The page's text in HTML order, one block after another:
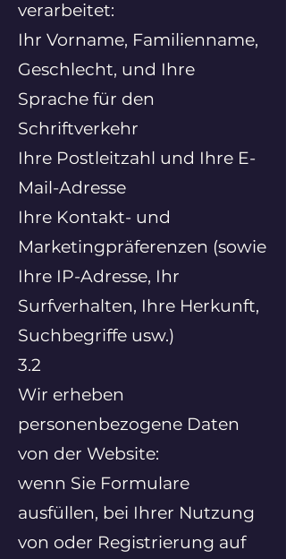
verarbeitet:
Ihr Vorname, Familienname,
Geschlecht, und Ihre
Sprache für den
Schriftverkehr
Ihre Postleitzahl und Ihre E-
Mail-Adresse
Ihre Kontakt- und
Marketingpräferenzen (sowie
Ihre IP-Adresse, Ihr
Surfverhalten, Ihre Herkunft,
Suchbegriffe usw.)
3.2
Wir erheben
personenbezogene Daten
von der Website:
wenn Sie Formulare
ausfüllen, bei Ihrer Nutzung
von oder Registrierung auf